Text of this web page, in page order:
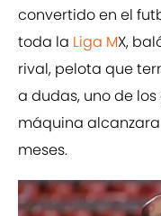
convertido en el
toda la Liga MX,
rival, pelota que
a dudas, uno de
máquina
meses.